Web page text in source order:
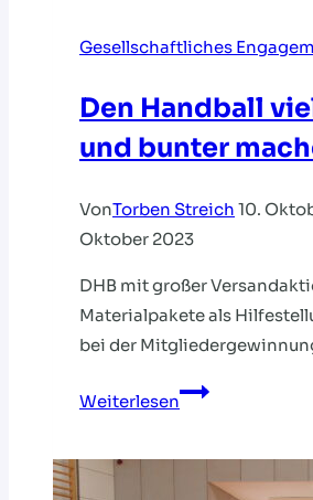
Gesellschaftliches
Den Handball
und bunter
VonTorben Streich 10.
Oktober 2023
DHB mit großer
Materialpakete als
bei der
Weiterlesen
Den
und